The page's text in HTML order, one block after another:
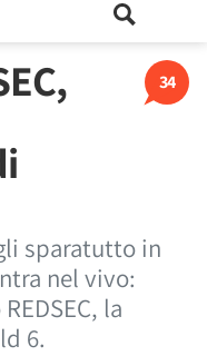
34
sparatutto in
nel vivo:
la
6.